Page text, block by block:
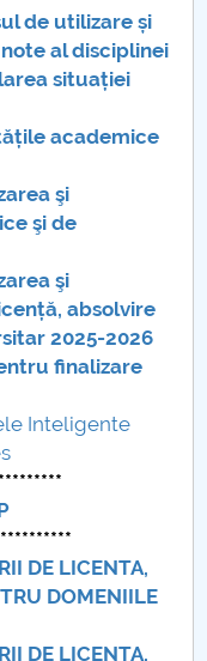
de utilizare și
al disciplinei
situației
academice
şi
şi de
şi
absolvire
2025-2026
finalizare
Inteligente
DE LICENTA,
DOMENIILE
DE LICENTA,